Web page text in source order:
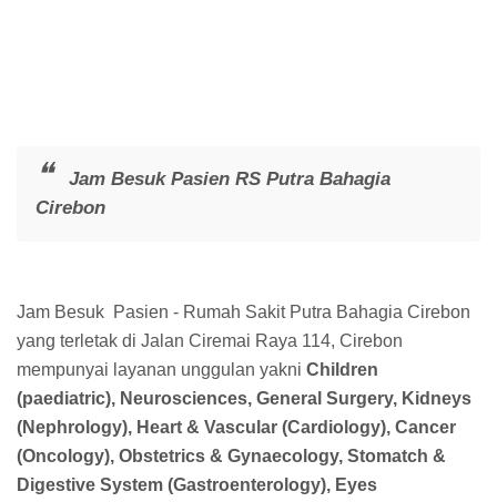
Jam Besuk Pasien RS Putra Bahagia
Cirebon
Jam Besuk Pasien - Rumah Sakit Putra Bahagia Cirebon
yang terletak di Jalan Ciremai Raya 114, Cirebon
mempunyai layanan unggulan yakni Children
(paediatric), Neurosciences, General Surgery, Kidneys
(Nephrology), Heart & Vascular (Cardiology), Cancer
(Oncology), Obstetrics & Gynaecology, Stomatch &
Digestive System (Gastroenterology), Eyes